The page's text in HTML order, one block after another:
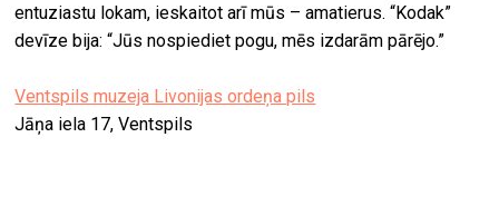
entuziastu lokam, ieskaitot arī mūs – amatierus. “Kodak”
devīze bija: “Jūs nospiediet pogu, mēs izdarām pārējo.”
Ventspils muzeja Livonijas ordeņa pils
Jāņa iela 17, Ventspils